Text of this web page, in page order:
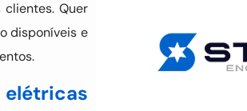
Quer
disponíveis e